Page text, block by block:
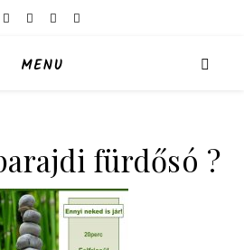
MENU
fürdősó ?